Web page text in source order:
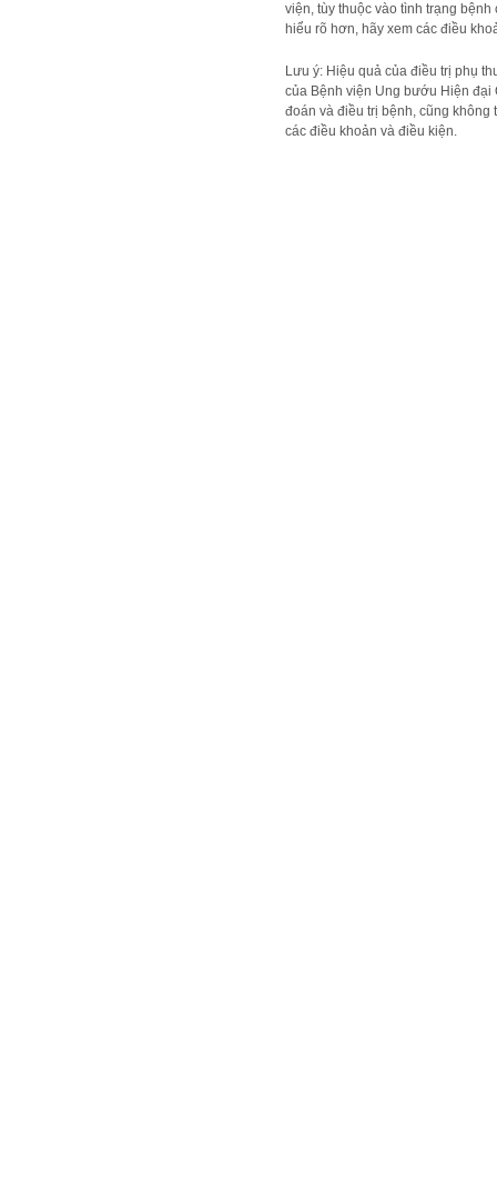
viện, tùy thuộc vào tình trạng
hiểu rõ hơn, hãy xem các điều
Lưu ý: Hiệu quả của điều trị phụ
của Bệnh viện Ung bướu Hiện đại
đoán và điều trị bệnh, cũng không
các điều khoản và điều kiện.